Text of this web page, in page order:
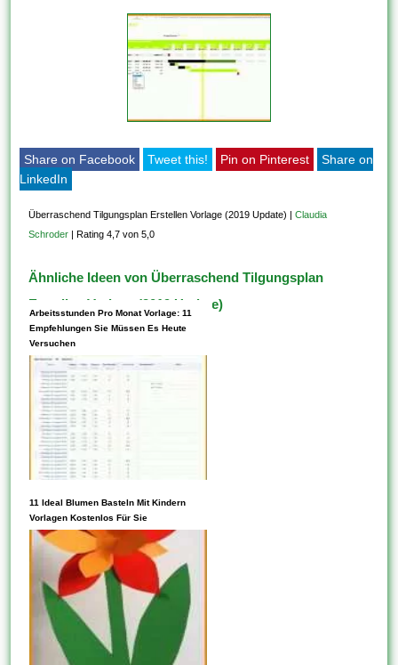
Share on Facebook Tweet this! Pin on Pinterest
Share on
LinkedIn
Überraschend Tilgungsplan Erstellen Vorlage (2019 Update) |Claudia
Schroder |Rating 4,7 von 5,0
Ähnliche Ideen von Überraschend Tilgungsplan
Erstellen Vorlage (2019 Update)
Arbeitsstunden Pro Monat Vorlage: 11
Empfehlungen Sie Müssen Es Heute
Versuchen
Listen Diese Aktivitäten oder
Projekte auf, für die Ebendiese
Vorlagen verwenden möchten,
und wählen Diese dann ein
Projekt aus, um loszulegen.
Vorlagen können mehrere
verschiedene Assets
enthalten. Sie können darüber
11 Ideal Blumen Basteln Mit Kindern
Vorlagen Kostenlos Für Sie